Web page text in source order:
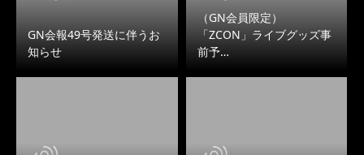
GN会報49号発送に伴うお
知らせ
（GN会員限定）
「ZCON」ライブグッズ事
前予…